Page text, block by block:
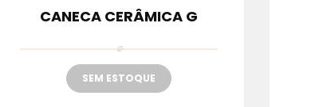
CANECA CERÂMICA G
SEM ESTOQUE